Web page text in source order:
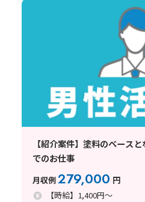
【紹介案件】塗料のベース
でのお仕事
月収例279,000 円
【時給】1,400円～